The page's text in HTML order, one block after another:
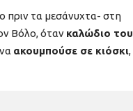
πριν τα μεσάνυχτα- στη
Βόλο, όταν καλώδιο του
ακουμπούσε σε κιόσκι,